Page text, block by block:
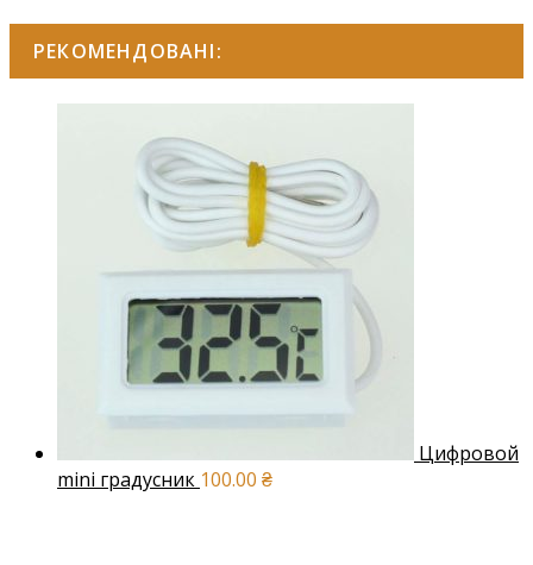
РЕКОМЕНДОВАНІ:
Цифровой
mini градусник 100.00 ₴